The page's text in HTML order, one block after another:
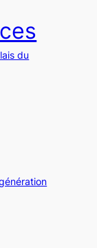
du